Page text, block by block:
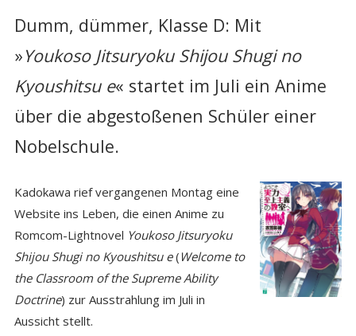
Dumm, dümmer, Klasse D: Mit
»Youkoso Jitsuryoku Shijou Shugi no
Kyoushitsu e« startet im Juli ein Anime
über die abgestoßenen Schüler einer
Nobelschule.
Kadokawa rief vergangenen Montag eine
Website ins Leben, die einen Anime zu
Romcom-Lightnovel Youkoso Jitsuryoku
Shijou Shugi no Kyoushitsu e( Welcome to
the Classroom of the Supreme Ability
Doctrine) zur Ausstrahlung im Juli in
Aussicht stellt.